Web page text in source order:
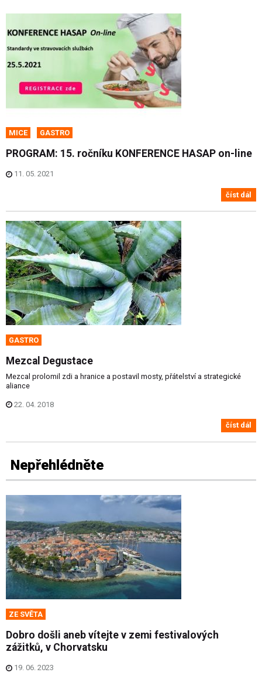
MICE GASTRO
PROGRAM: 15. ročníku KONFERENCE HASAP on-line
11. 05. 2021
číst dál
GASTRO
Mezcal Degustace
Mezcal prolomil zdi a hranice a postavil mosty, přátelství a strategické
aliance
22. 04. 2018
číst dál
Nepřehlédněte
ZE SVĚTA
Dobro došli aneb vítejte v zemi festivalových
zážitků, v Chorvatsku
19. 06. 2023